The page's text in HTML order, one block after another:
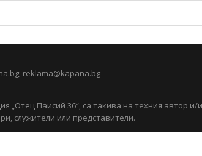
; reklama@kapana.bg
Паисий 36“, са такива на техния автор и/
служители или представители.